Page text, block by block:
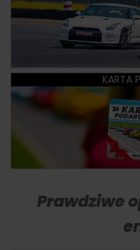
KARTA
Prawdziwe